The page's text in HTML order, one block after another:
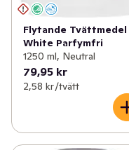
Flytande Tvättmedel
White Parfymfri
1250 ml, Neutral
79,95 kr
2,58 kr /tvätt